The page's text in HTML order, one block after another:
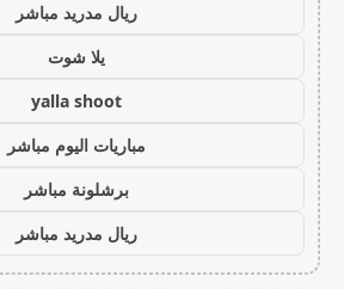
ريال مدريد مباشر
يلا شوت
yalla shoot
مباريات اليوم مباشر
برشلونة مباشر
ريال مدريد مباشر